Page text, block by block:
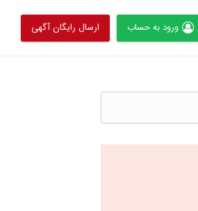
ورود به حساب ارسال رایگان آگهی